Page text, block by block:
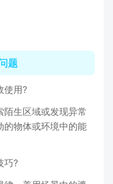
题
使用?
生区域或发现异常
的物体或环境中的能
巧?